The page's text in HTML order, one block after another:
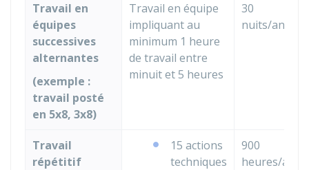
Travail en
équipes
successives
alternantes
(exemple :
travail posté
en 5x8, 3x8)
Travail en équipe
impliquant au
minimum 1 heure
de travail entre
minuit et 5 heures
30
nuits/an
Travail
répétitif
15 actions
techniques
900
heures/an